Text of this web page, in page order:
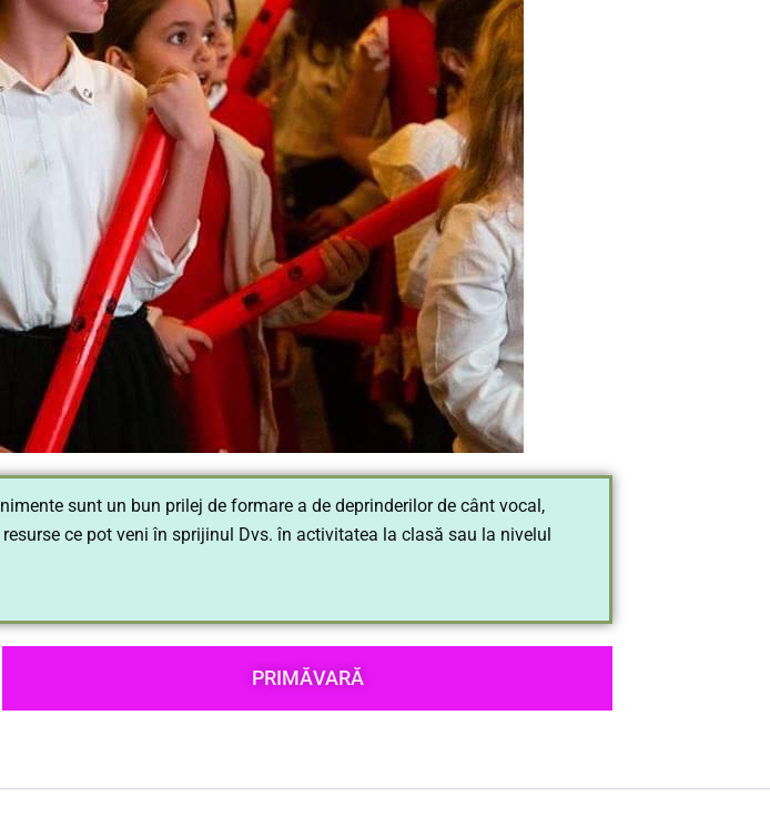
sunt un bun prilej de formare a de deprinderilor de cânt vocal,
ce pot veni în sprijinul Dvs. în activitatea la clasă sau la nivelul
PRIMĂVARĂ